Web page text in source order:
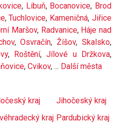
, Libuň, Bocanovice, Brod
,Tuchlovice, Kameničná,Jiřice
Maršov, Radvanice, Háje nad
,Osvračín,Žíšov,Skalsko,
, Roštění,Jílové u Držkova,
, Cvikov, ... Další města
kraj
Jihočeský kraj
kraj Pardubický kraj